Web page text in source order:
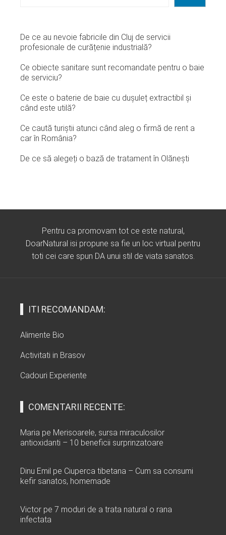
De ce au nevoie fabricile din Cluj de servicii
profesionale de curățenie industrială?
Ce obiecte sanitare sunt recomandate pentru o baie
de serviciu?
Ce este o baterie de baie cu dușuleț extractibil și
când este utilă?
Ce caută turiștii atunci când aleg o firmă de rent a
car în România?
De ce să alegeți o bază de tratament în Olănești
Pentru ca promovam tot ce este natural,
DoarNatural isi propune sa fie un loc virtual pentru
toti cei care spun DA unui stil de viata sanatos.
ITI RECOMANDAM:
Alimente Bio
Activitati in Brasov
Cadouri Experiente
COMENTARII RECENTE:
Maria pe Merisoarele, sursa miraculosilor
antioxidanti – 10 beneficii surprinzatoare
Dinu Emil pe Ciuperca tibetana – Cum sa consumi
kefir sanatos, homemade
Victor pe 7 moduri de a trata natural o rana
infectata